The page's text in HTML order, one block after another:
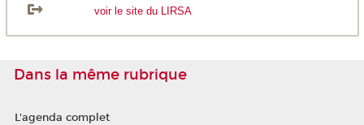
voir le site du LIRSA
Dans la même rubrique
L'agenda complet